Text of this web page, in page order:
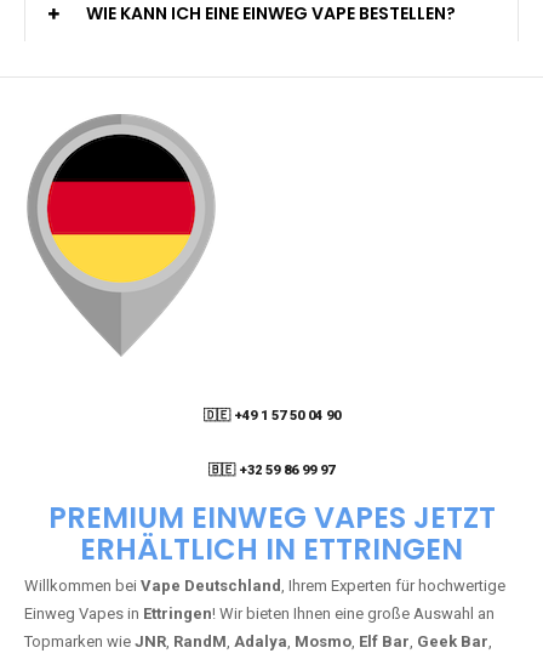
WIE KANN ICH EINE EINWEG VAPE BESTELLEN?
🇩🇪 +49 1 57 50 04 90
🇧🇪 +32 59 86 99 97
PREMIUM EINWEG VAPES JETZT
ERHÄLTLICH IN ETTRINGEN
Willkommen bei Vape Deutschland, Ihrem Experten für hochwertige
Einweg Vapes in Ettringen! Wir bieten Ihnen eine große Auswahl an
Topmarken wie JNR, RandM, Adalya, Mosmo, Elf Bar, Geek Bar,